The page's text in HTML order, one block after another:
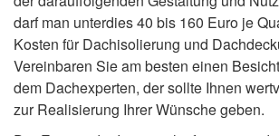
darf man unterdies 40 bis 160 Euro je
Kosten für Dachisolierung und
Vereinbaren Sie am besten einen
dem Dachexperten, der sollte Ihnen
zur Realisierung Ihrer Wünsche geben.